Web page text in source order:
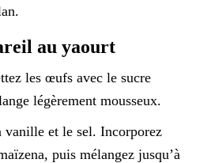
au yaourt
les œufs avec le sucre
légèrement mousseux.
et le sel. Incorporez
puis mélangez jusqu’à